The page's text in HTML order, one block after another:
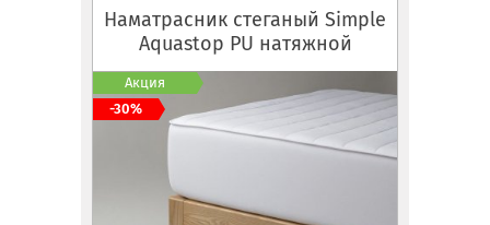
Наматрасник стеганый Simple
Aquastop PU натяжной
Акция
-30%